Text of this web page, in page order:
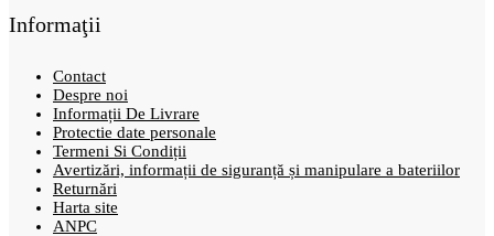
Informaţii
Contact
Despre noi
Informații De Livrare
Protectie date personale
Termeni Si Condiții
Avertizări, informații de siguranță și manipulare a bateriilor
Returnări
Harta site
ANPC